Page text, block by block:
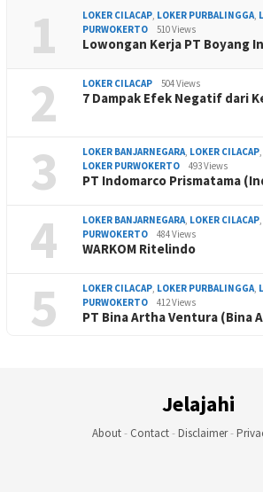
1 LOKER CILACAP, LOKER PURBALINGGA,
PURWOKERTO
510 Views
Lowongan Kerja PT Boyang
2 LOKER CILACAP 504 Views
7 Dampak Efek Negatif dari
3 LOKER BANJARNEGARA, LOKER CILACAP,
LOKER PURWOKERTO
493 Views
PT Indomarco Prismatama
4 LOKER BANJARNEGARA, LOKER CILACAP,
PURWOKERTO
484 Views
WARKOM Ritelindo
5 LOKER CILACAP, LOKER PURBALINGGA,
PURWOKERTO
412 Views
PT Bina Artha Ventura (Bina
Jelajahi
About- Contact- Disclaimer-